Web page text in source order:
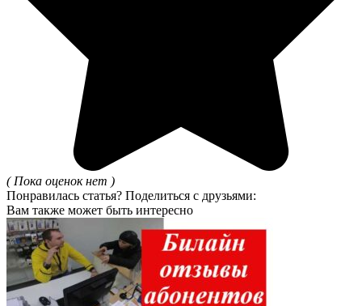
( Пока оценок нет )
Понравилась статья? Поделиться с друзьями:
Вам также может быть интересно